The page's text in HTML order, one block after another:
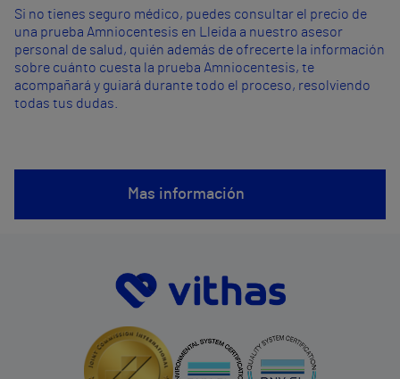
Si no tienes seguro médico, puedes consultar el precio de
una prueba Amniocentesis en Lleida a nuestro asesor
personal de salud, quién además de ofrecerte la información
sobre cuánto cuesta la prueba Amniocentesis, te
acompañará y guiará durante todo el proceso, resolviendo
todas tus dudas.
Mas información